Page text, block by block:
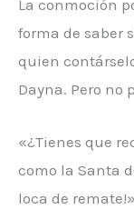
La conmoción
forma de saber
quien
Dayna. Pero no
«¿Tienes que
como la Santa
loca de remate!»